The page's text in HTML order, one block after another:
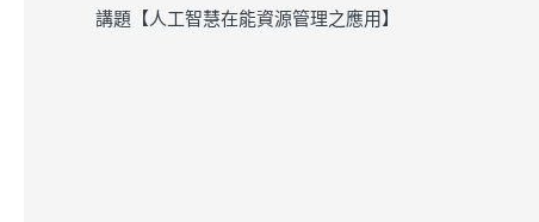
講題【人工智慧在能資源管理之應用】